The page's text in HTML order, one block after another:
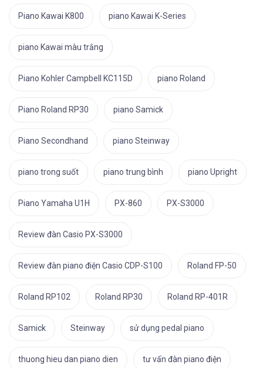
Piano Kawai K800 piano Kawai K-Series
piano Kawai màu trắng
Piano Kohler Campbell KC115D piano Roland
Piano Roland RP30 piano Samick
Piano Secondhand piano Steinway
piano trong suốt piano trung bình piano Upright
Piano Yamaha U1H PX-860 PX-S3000
Review đàn Casio PX-S3000
Review đàn piano điện Casio CDP-S100 Roland FP-50
Roland RP102 Roland RP30 Roland RP-401R
Samick Steinway sử dụng pedal piano
thuong hieu dan piano dien tư vấn đàn piano điện